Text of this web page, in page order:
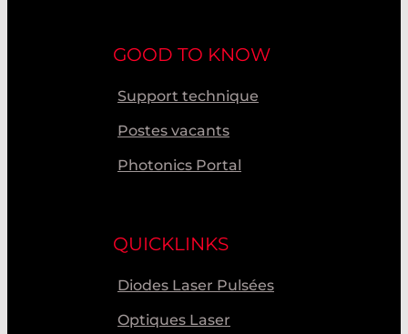
GOOD TO KNOW
Support technique
Postes vacants
Photonics Portal
QUICKLINKS
Diodes Laser Pulsées
Optiques Laser